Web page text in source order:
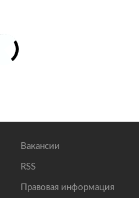
Вакансии
RSS
Правовая информация